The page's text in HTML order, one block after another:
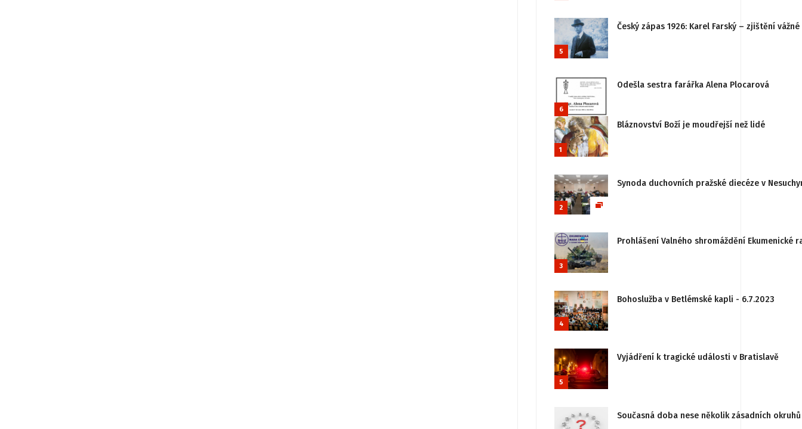
5
Český zápas 1926: Karel Farský – zjištění
6
Odešla sestra farářka Alena Plocarová
1
Bláznovství Boží je moudřejší než lidé
2
Synoda duchovních pražské diecéze v
3
Prohlášení Valného shromáždění
4
Bohoslužba v Betlémské kapli - 6.7.2023
5
Vyjádření k tragické události v Bratislavě
Současná doba nese několik zásadních